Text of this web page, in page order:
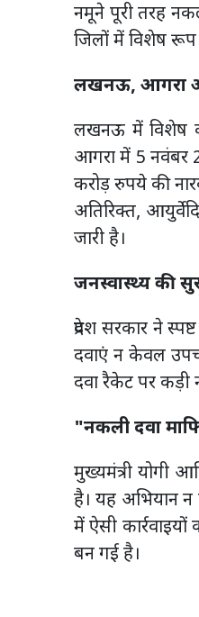
नमूने पूरी तरह
जिलों में विशेष
लखनऊ, आगरा
लखनऊ में विशेष
आगरा में 5 नवंबर
करोड़ रुपये की
अतिरिक्त,
जारी है।
जनस्वास्थ्य की
प्रदेश सरकार ने
दवाएं न केवल
दवा रैकेट पर कड़ी
"नकली दवा
मुख्यमंत्री योगी
है। यह अभियान न
में ऐसी
बन गई है।